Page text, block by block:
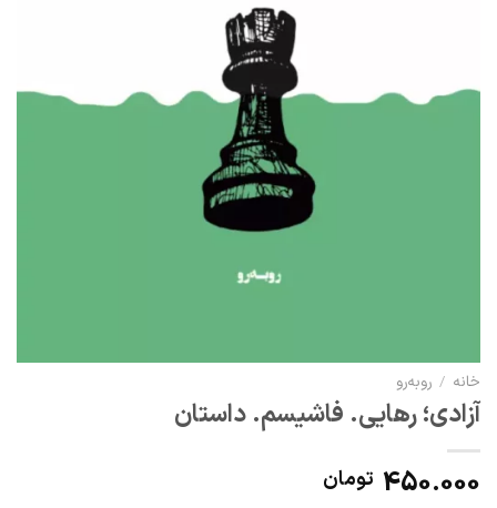
خانه / رو‌به‌رو
آزادی؛ رهایی. فاشیسم. داستان
450.000 تومان